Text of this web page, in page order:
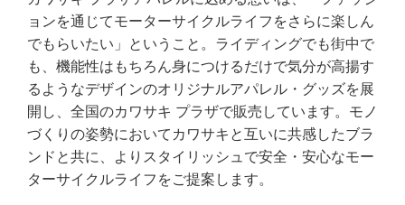
ョンを通じてモーターサイクルライフをさらに楽しん
でもらいたい」ということ。ライディングでも街中で
も、機能性はもちろん身につけるだけで気分が高揚す
るようなデザインのオリジナルアパレル・グッズを展
開し、全国のカワサキ プラザで販売しています。モノ
づくりの姿勢においてカワサキと互いに共感したブラ
ンドと共に、よりスタイリッシュで安全・安心なモー
ターサイクルライフをご提案します。